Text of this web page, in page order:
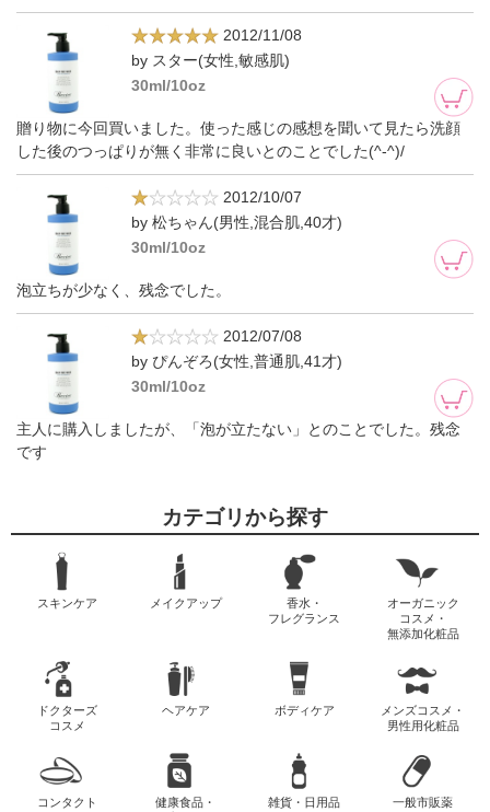
2012/11/08
by スター(女性,敏感肌)
30ml/10oz
贈り物に今回買いました。使った感じの感想を聞いて見たら洗顔
した後のつっぱりが無く非常に良いとのことでした(^-^)/
2012/10/07
by 松ちゃん(男性,混合肌,40才)
30ml/10oz
泡立ちが少なく、残念でした。
2012/07/08
by ぴんぞろ(女性,普通肌,41才)
30ml/10oz
主人に購入しましたが、「泡が立たない」とのことでした。残念
です
カテゴリから探す
スキンケア メイクアップ
香水・
フレグランス
オーガニック
コスメ・
無添加化粧品
ドクターズ
コスメ
ヘアケア ボディケア
メンズコスメ・
男性用化粧品
コンタクト
健康食品・
雑貨・日用品 一般市販薬